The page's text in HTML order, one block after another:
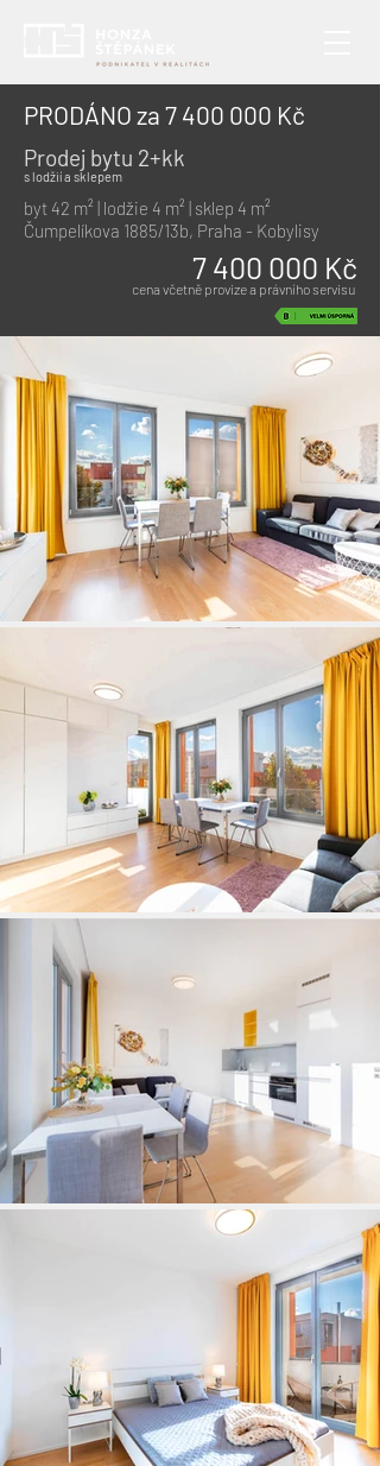
PRODÁNO za 7 400 000 Kč
Prodej bytu 2+kk
s lodžií a sklepem
byt 42 m² | lodžie 4 m² | sklep 4 m²
Čumpelíkova 1885/13b, Praha - Kobylisy
7 400 000 Kč
cena včetně provize a právního servisu